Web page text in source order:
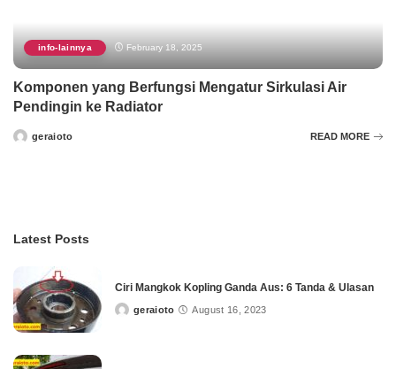
info-lainnya February 18, 2025
Komponen yang Berfungsi Mengatur Sirkulasi Air
Pendingin ke Radiator
Postedgeraioto READ MORE
Latest Posts
Ciri Mangkok Kopling Ganda Aus: 6 Tanda & Ulasan
Postedgeraioto August 16, 2023